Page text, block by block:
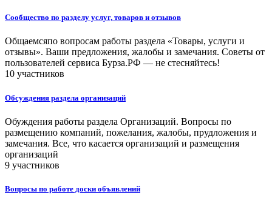
Сообщество по разделу услуг, товаров и отзывов
Общаемсяпо вопросам работы раздела «Товары, услуги и
отзывы». Ваши предложения, жалобы и замечания. Советы от
пользователей сервиса Бурза.РФ — не стесняйтесь!
10 участников
Обсуждения раздела организаций
Обуждения работы раздела Организаций. Вопросы по
размещению компаний, пожелания, жалобы, прудложения и
замечания. Все, что касается организаций и размещения
организаций
9 участников
Вопросы по работе доски объявлений